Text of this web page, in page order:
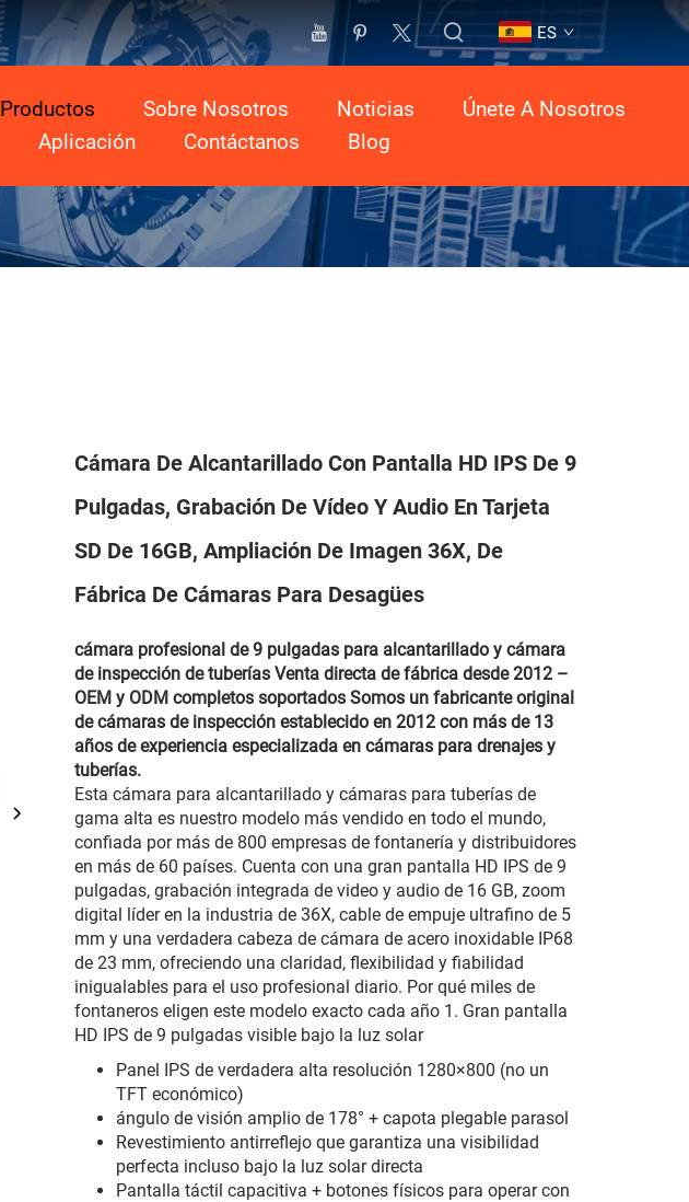
ES
Productos Sobre Nosotros Noticias
Únete A Nosotros
Aplicación
Contáctanos Blog
Cámara De Alcantarillado Con Pantalla HD IPS De 9
Pulgadas, Grabación De Vídeo Y Audio En Tarjeta
SD De 16GB, Ampliación De Imagen 36X, De
Fábrica De Cámaras Para Desagües
cámara profesional de 9 pulgadas para alcantarillado y cámara
de inspección de tuberías Venta directa de fábrica desde 2012 –
OEM y ODM completos soportados Somos un fabricante original
de cámaras de inspección establecido en 2012 con más de 13
años de experiencia especializada en cámaras para drenajes y
tuberías.
Esta cámara para alcantarillado y cámaras para tuberías de
gama alta es nuestro modelo más vendido en todo el mundo,
confiada por más de 800 empresas de fontanería y distribuidores
en más de 60 países. Cuenta con una gran pantalla HD IPS de 9
pulgadas, grabación integrada de video y audio de 16 GB, zoom
digital líder en la industria de 36X, cable de empuje ultrafino de 5
mm y una verdadera cabeza de cámara de acero inoxidable IP68
de 23 mm, ofreciendo una claridad, flexibilidad y fiabilidad
inigualables para el uso profesional diario. Por qué miles de
fontaneros eligen este modelo exacto cada año 1. Gran pantalla
HD IPS de 9 pulgadas visible bajo la luz solar
Panel IPS de verdadera alta resolución 1280×800 (no un
TFT económico)
ángulo de visión amplio de 178° + capota plegable parasol
Revestimiento antirreflejo que garantiza una visibilidad
perfecta incluso bajo la luz solar directa
Pantalla táctil capacitiva + botones físicos para operar con